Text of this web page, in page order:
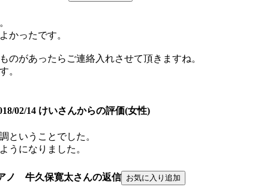
かったです。
のがあったらご連絡入れさせて頂きますね。
。
02/14 けいさんからの評価(女性)
ということでした。
うになりました。
ノ 牛久保寛太さんの返信